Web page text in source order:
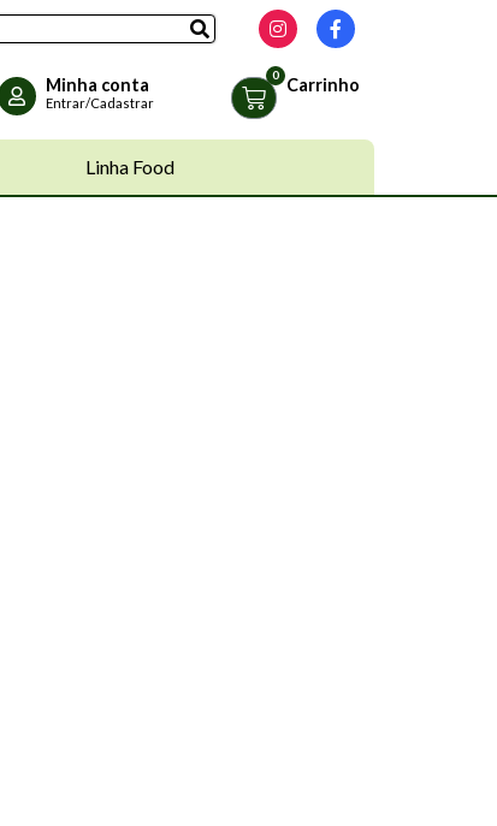
Minha conta
Entrar/Cadastrar
Carrinho
Linha Food